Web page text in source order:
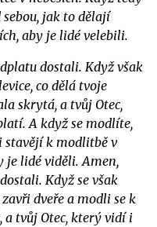
jak to dělají
aby je lidé velebili.
dostali. Když však
co dělá tvoje
skrytá, a tvůj Otec,
A když se modlíte,
stavějí k modlitbě v
je lidé viděli. Amen,
Když se však
dveře a modli se k
a tvůj Otec, který vidí i